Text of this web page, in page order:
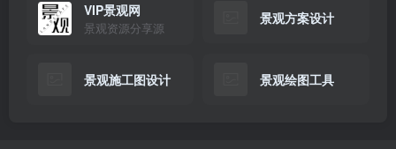
VIP景观网
景观资源分享源
景观方案设计
景观施工图设计 景观绘图工具